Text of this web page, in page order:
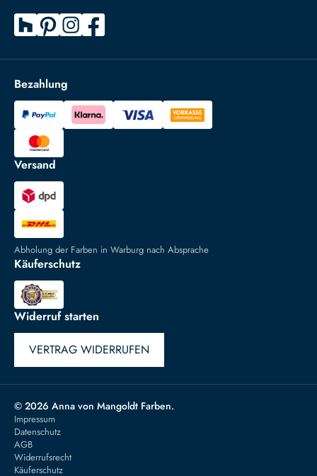
Bezahlung
Versand
Abholung der Farben in Warburg nach Absprache
Käuferschutz
Widerruf starten
VERTRAG WIDERRUFEN
© 2026 Anna von Mangoldt Farben.
Impressum
Datenschutz
AGB
Widerrufsrecht
Käuferschutz